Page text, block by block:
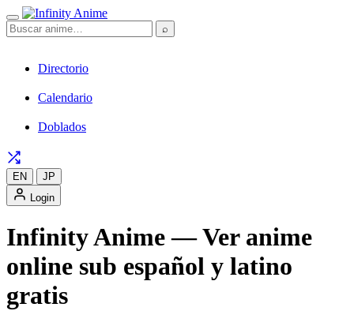
⌕
Directorio
Calendario
Doblados
EN
JP
Login
Infinity Anime — Ver anime
online sub español y latino
gratis